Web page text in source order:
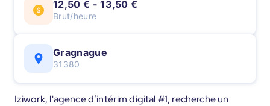
12,50 € - 13,50 €
Brut/heure
Gragnague
31380
Iziwork, l'agence d’intérim digital #1, recherche un